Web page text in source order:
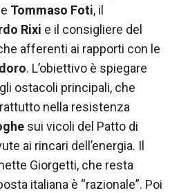
Tommaso Foti, il
Rixi e il consigliere del
afferenti ai rapporti con le
. L’obiettivo è spiegare
ostacoli principali, che
nella resistenza
sui vicoli del Patto di
ai rincari dell’energia. Il
Giorgetti, che resta
italiana è “razionale”. Poi